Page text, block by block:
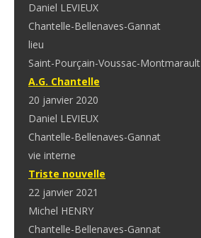
Daniel LEVIEUX
Chantelle-Bellenaves-Gannat
lieu
Saint-Pourçain-Voussac-Montmarault
A.G. Chantelle
20 janvier 2020
Daniel LEVIEUX
Chantelle-Bellenaves-Gannat
vie interne
Triste nouvelle
22 janvier 2021
Michel HENRY
Chantelle-Bellenaves-Gannat